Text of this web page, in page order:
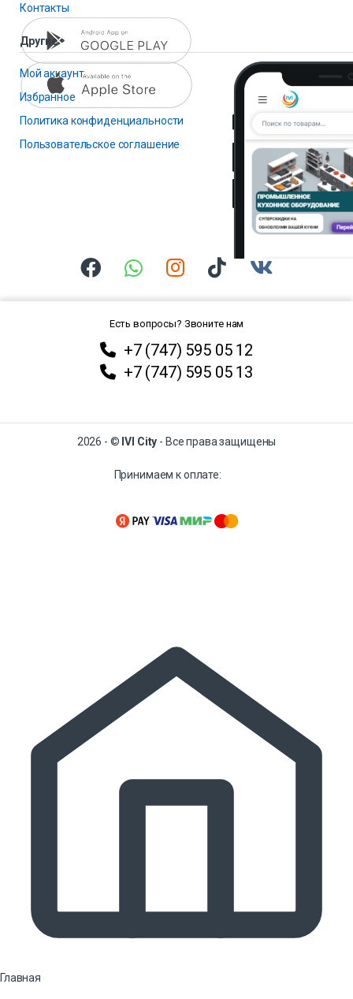
Контакты
Другие
Мой аккаунт
Избранное
Политика конфиденциальности
Пользовательское соглашение
Есть вопросы? Звоните нам
+7 (747) 595 05 12
+7 (747) 595 05 13
2026 - © IVI City - Все права защищены
Принимаем к оплате:
Главная